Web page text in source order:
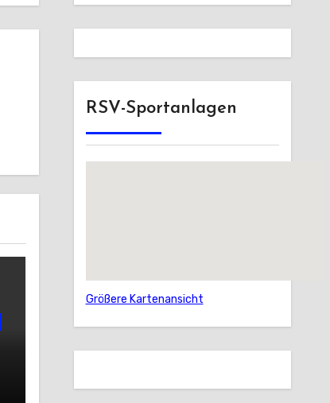
RSV-Sportanlagen
Größere Kartenansicht